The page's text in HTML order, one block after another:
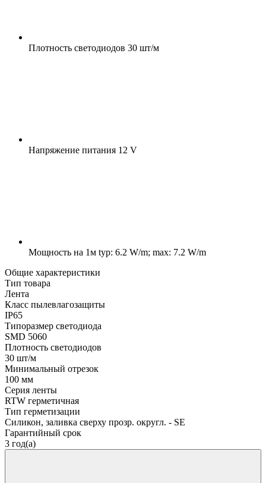
Плотность светодиодов 30 шт/м
Напряжение питания 12 V
Мощность на 1м typ: 6.2 W/m; max: 7.2 W/m
Общие характеристики
Тип товара
Лента
Класс пылевлагозащиты
IP65
Типоразмер светодиода
SMD 5060
Плотность светодиодов
30 шт/м
Минимальный отрезок
100 мм
Серия ленты
RTW герметичная
Тип герметизации
Силикон, заливка сверху прозр. округл. - SE
Гарантийный срок
3 год(а)